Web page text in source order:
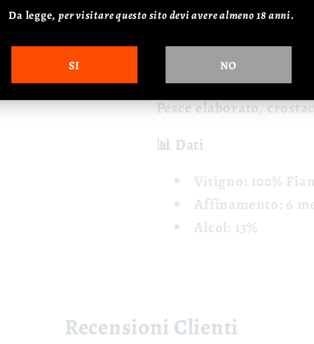
Profumo:Intenso
🍽️ Abbinamenti
Pesce elaborato,
📊 Dati
Vitigno: 100%
Affinamento: 6
Alcol: 13%
Recensioni Clienti
Da legge,per visitare questo sito devi avere almeno 18 anni.
SI NO